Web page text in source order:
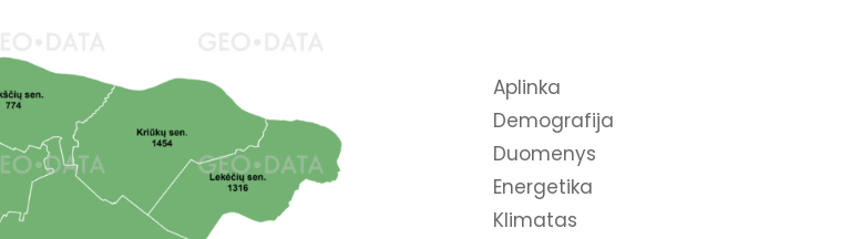
Aplinka
Demografija
Duomenys
Energetika
Klimatas